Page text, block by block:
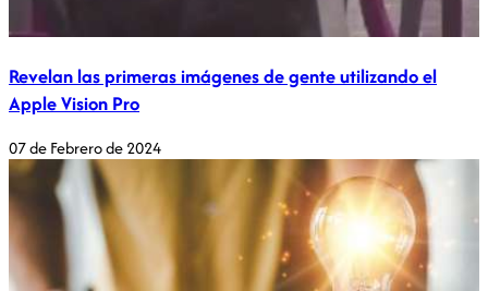
Revelan las primeras imágenes de gente utilizando el
Apple Vision Pro
07 de Febrero de 2024